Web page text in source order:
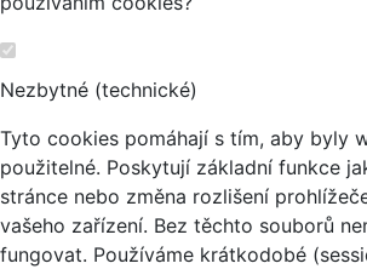
Nezbytné (technické)
Tyto cookies pomáhají s tím, aby byly
použitelné. Poskytují základní funkce
stránce nebo změna rozlišení
vašeho zařízení. Bez těchto souborů
fungovat. Používáme krátkodobé